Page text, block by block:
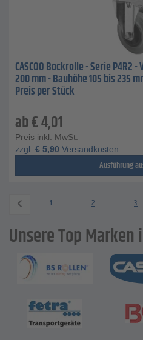
CASCOO Bockrolle - Serie P4R2
200 mm - Bauhöhe 105 bis 235
Preis per Stück
ab€4,01
Preis inkl. MwSt.
zzgl. € 5,90 Versandkosten
Ausführung
1 2 3
Unsere Top